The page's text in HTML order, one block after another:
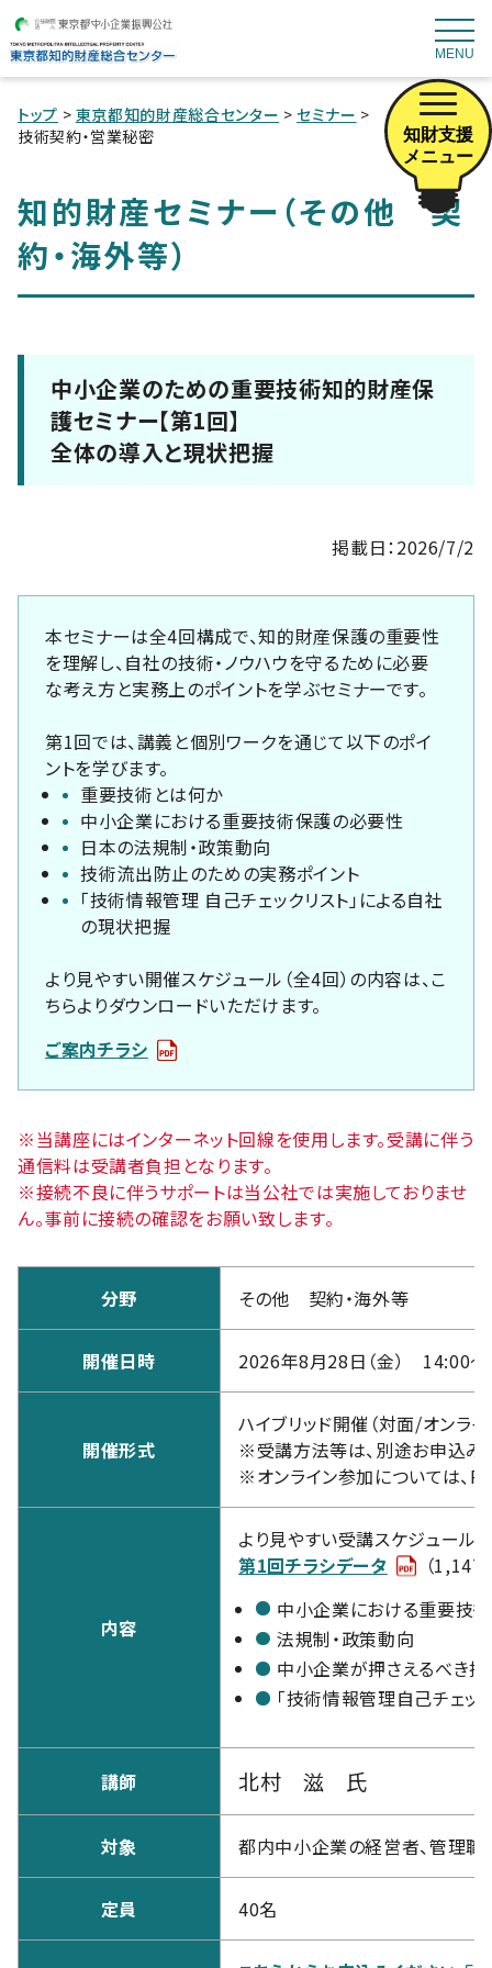
MENU
知財支援
メニュー
トップ > 東京都知的財産総合センター >セミナー >
技術契約・営業秘密
知的財産セミナー（その他 契
約・海外等）
中小企業のための重要技術知的財産保
護セミナー【第1回】
全体の導入と現状把握
掲載日：2026/7/2
本セミナーは全4回構成で、知的財産保護の重要性
を理解し、自社の技術・ノウハウを守るために必要
な考え方と実務上のポイントを学ぶセミナーです。
第1回では、講義と個別ワークを通じて以下のポイ
ントを学びます。
重要技術とは何か
中小企業における重要技術保護の必要性
日本の法規制・政策動向
技術流出防止のための実務ポイント
「技術情報管理 自己チェックリスト」による自社
の現状把握
より見やすい開催スケジュール（全4回）の内容は、こ
ちらよりダウンロードいただけます。
ご案内チラシ
※当講座にはインターネット回線を使用します。受講に伴う
通信料は受講者負担となります。
※接続不良に伴うサポートは当公社では実施しておりませ
ん。事前に接続の確認をお願い致します。
分野 その他 契約・海外等
開催日時 2026年8月28日（金） 14:00
開催形式
ハイブリッド開催（対面/オンライ
※受講方法等は、別途お申込み
※オンライン参加については、
内容
より見やすい受講スケジュール
第1回チラシデータ
（
中小企業における重要技
法規制・政策動向
中小企業が押さえるべき
「技術情報管理自己チェッ
講師 北村 滋 氏
対象 都内中小企業の経営者、管理職
定員 40名